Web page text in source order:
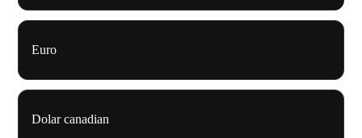
Euro
Dolar canadian